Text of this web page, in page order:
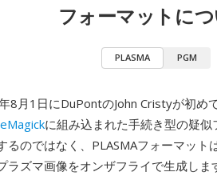
フォーマットに
PLASMA PGM
8月1日にDuPontのJohn Cristyが初め
に組み込まれた手続き型の疑
るのではなく、PLASMAフォーマッ
ラズマ画像をオンザフライで生成し